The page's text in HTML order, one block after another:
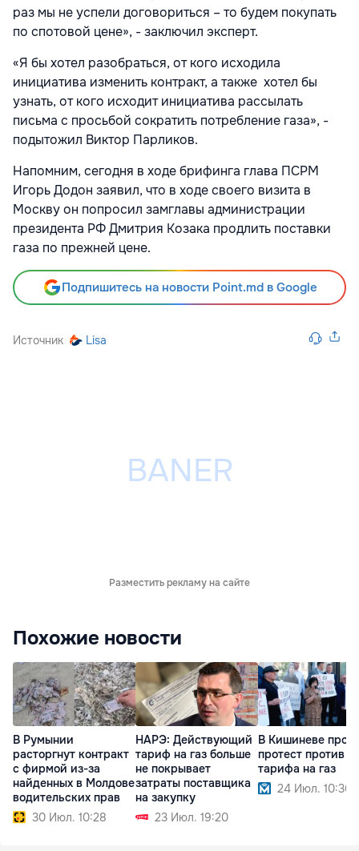
раз мы не успели договориться – то будем покупать
по спотовой цене», - заключил эксперт.
«Я бы хотел разобраться, от кого исходила
инициатива изменить контракт, а также хотел бы
узнать, от кого исходит инициатива рассылать
письма с просьбой сократить потребление газа», -
подытожил Виктор Парликов.
Напомним, сегодня в ходе брифинга глава ПСРМ
Игорь Додон заявил, что в ходе своего визита в
Москву он попросил замглавы администрации
президента РФ Дмитрия Козака продлить поставки
газа по прежней цене.
Подпишитесь на новости Point.md в Google
Источник Lisa
Разместить рекламу на сайте
Похожие новости
В Румынии
расторгнут контракт
с фирмой из-за
найденных в Молдове
водительских прав
30 Июл. 10:28
НАРЭ: Действующий
тариф на газ больше
не покрывает
затраты поставщика
на закупку
23 Июл. 19:20
В Кишиневе
протест против
тарифа на газ
24 Июл. 10:36